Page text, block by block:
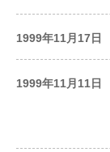
1999年11月17日
1999年11月11日